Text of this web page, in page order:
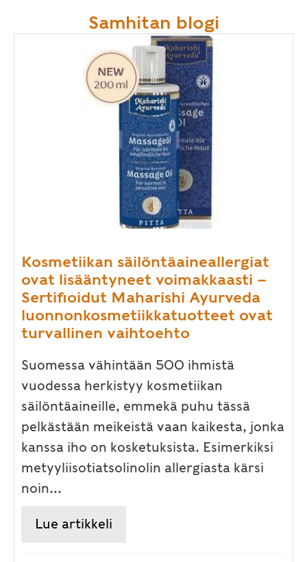
Samhitan blogi
Kosmetiikan säilöntäaineallergiat
ovat lisääntyneet voimakkaasti –
Sertifioidut Maharishi Ayurveda
luonnonkosmetiikkatuotteet ovat
turvallinen vaihtoehto
Suomessa vähintään 500 ihmistä
vuodessa herkistyy kosmetiikan
säilöntäaineille, emmekä puhu tässä
pelkästään meikeistä vaan kaikesta, jonka
kanssa iho on kosketuksista. Esimerkiksi
metyyliisotiatsolinolin allergiasta kärsi
noin...
Lue artikkeli